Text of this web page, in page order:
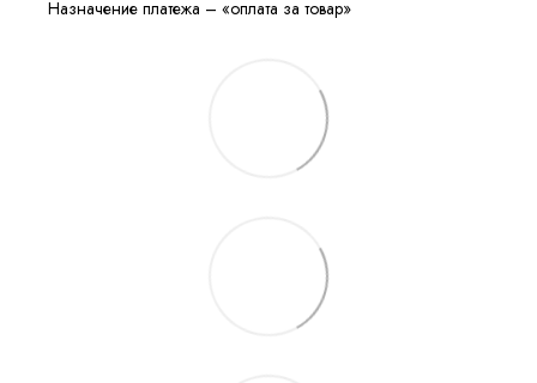
Назначение платежа – «оплата за товар»